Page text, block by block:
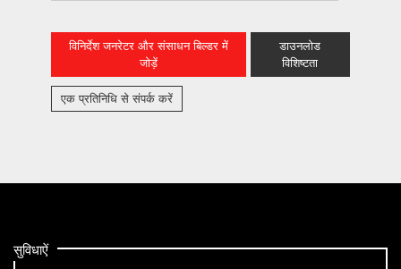
विनिर्देश जनरेटर और संसाधन बिल्डर में
जोड़ें
डाउनलोड
विशिष्टता
एक प्रतिनिधि से संपर्क करें
सुविधाऐं